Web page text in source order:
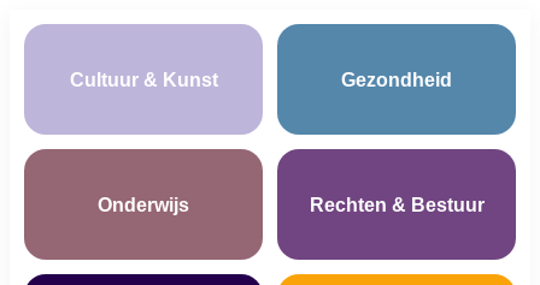
Cultuur & Kunst Gezondheid
Onderwijs Rechten & Bestuur